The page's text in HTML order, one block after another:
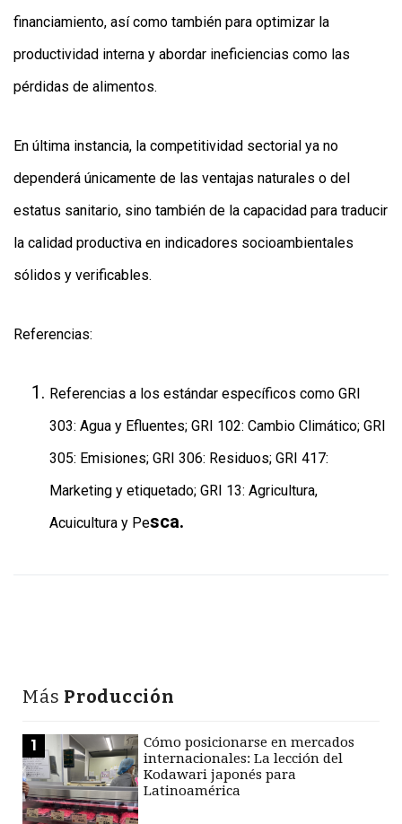
financiamiento, así como también para optimizar la
productividad interna y abordar ineficiencias como las
pérdidas de alimentos.
En última instancia, la competitividad sectorial ya no
dependerá únicamente de las ventajas naturales o del
estatus sanitario, sino también de la capacidad para traducir
la calidad productiva en indicadores socioambientales
sólidos y verificables.
Referencias:
Referencias a los estándar específicos como GRI
303: Agua y Efluentes; GRI 102: Cambio Climático; GRI
305: Emisiones; GRI 306: Residuos; GRI 417:
Marketing y etiquetado; GRI 13: Agricultura,
Acuicultura y Pesca.
Más Producción
1
Cómo posicionarse en mercados
internacionales: La lección del
Kodawari japonés para
Latinoamérica